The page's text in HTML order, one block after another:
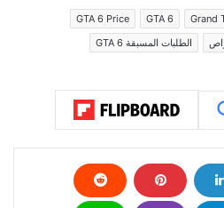
Grand
GTA 6
GTA 6 Price
الطلبات المسبقة GTA 6